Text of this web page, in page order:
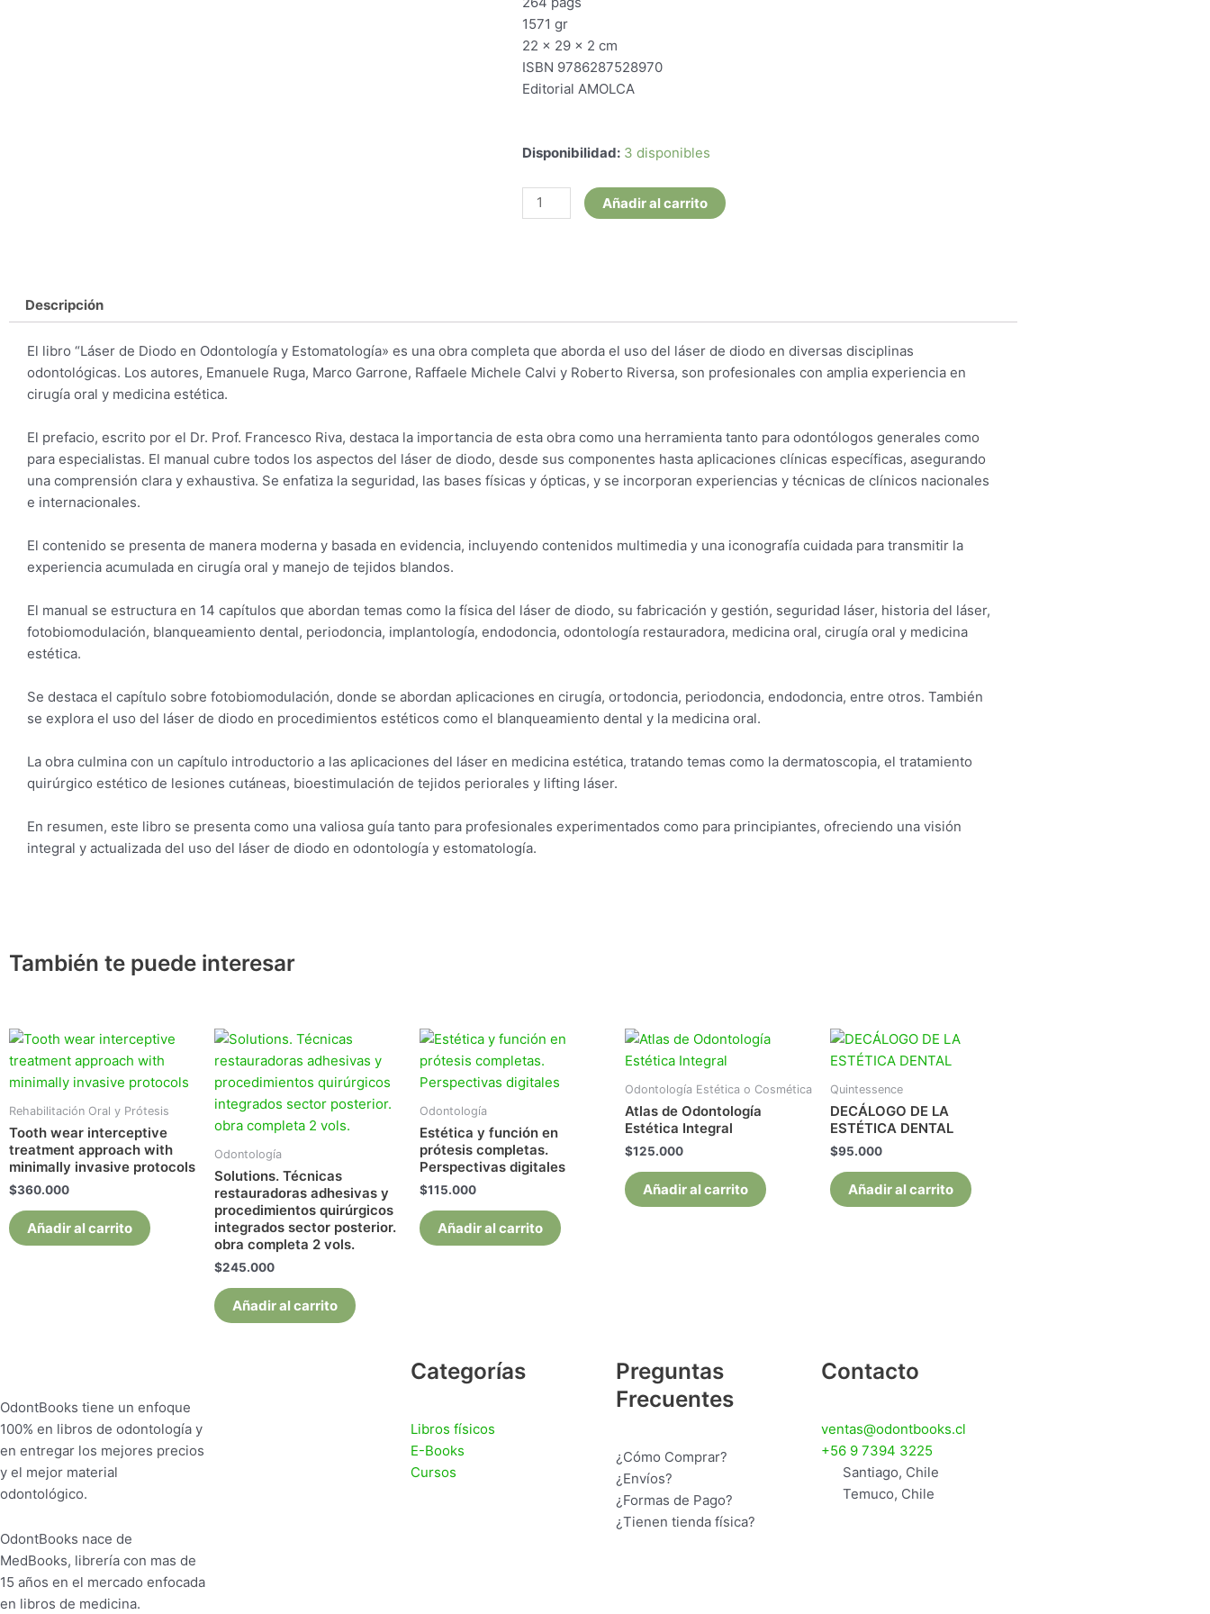
1571 gr
22 x 29 x 2 cm
ISBN 9786287528970
Editorial AMOLCA
Disponibilidad: 3 disponibles
Láser
Diodo
en
Añadir al carrito
Descripción
El libro “Láser de Diodo en Odontología y Estomatología» es una obra completa que aborda el uso del láser de diodo en diversas disciplinas
odontológicas. Los autores, Emanuele Ruga, Marco Garrone, Raffaele Michele Calvi y Roberto Riversa, son profesionales con amplia experiencia en
cirugía oral y medicina estética.
El prefacio, escrito por el Dr. Prof. Francesco Riva, destaca la importancia de esta obra como una herramienta tanto para odontólogos generales como
para especialistas. El manual cubre todos los aspectos del láser de diodo, desde sus componentes hasta aplicaciones clínicas específicas, asegurando
una comprensión clara y exhaustiva. Se enfatiza la seguridad, las bases físicas y ópticas, y se incorporan experiencias y técnicas de clínicos nacionales
e internacionales.
El contenido se presenta de manera moderna y basada en evidencia, incluyendo contenidos multimedia y una iconografía cuidada para transmitir la
experiencia acumulada en cirugía oral y manejo de tejidos blandos.
El manual se estructura en 14 capítulos que abordan temas como la física del láser de diodo, su fabricación y gestión, seguridad láser, historia del láser,
fotobiomodulación, blanqueamiento dental, periodoncia, implantología, endodoncia, odontología restauradora, medicina oral, cirugía oral y medicina
estética.
Se destaca el capítulo sobre fotobiomodulación, donde se abordan aplicaciones en cirugía, ortodoncia, periodoncia, endodoncia, entre otros. También
se explora el uso del láser de diodo en procedimientos estéticos como el blanqueamiento dental y la medicina oral.
La obra culmina con un capítulo introductorio a las aplicaciones del láser en medicina estética, tratando temas como la dermatoscopia, el tratamiento
quirúrgico estético de lesiones cutáneas, bioestimulación de tejidos periorales y lifting láser.
En resumen, este libro se presenta como una valiosa guía tanto para profesionales experimentados como para principiantes, ofreciendo una visión
integral y actualizada del uso del láser de diodo en odontología y estomatología.
También te puede interesar
Rehabilitación Oral y Prótesis
Tooth wear interceptive
treatment approach with
minimally invasive protocols
$360.000
Añadir al carrito
Odontología
Solutions. Técnicas
restauradoras adhesivas y
procedimientos quirúrgicos
integrados sector posterior.
obra completa 2 vols.
$245.000
Añadir al carrito
Odontología
Estética y función en
prótesis completas.
Perspectivas digitales
$115.000
Añadir al carrito
Odontología Estética o Cosmética
Atlas de Odontología
Estética Integral
$125.000
Añadir al carrito
Quintessence
DECÁLOGO DE LA
ESTÉTICA DENTAL
$95.000
Añadir al carrito
OdontBooks tiene un enfoque
100% en libros de odontología y
en entregar los mejores precios
y el mejor material
odontológico.
OdontBooks nace de
MedBooks, librería con mas de
15 años en el mercado enfocada
en libros de medicina.
Categorías
Libros físicos
E-Books
Cursos
Preguntas
Frecuentes
¿Cómo Comprar?
¿Envíos?
¿Formas de Pago?
¿Tienen tienda física?
Contacto
ventas@odontbooks.cl
+56 9 7394 3225
Santiago, Chile
Temuco, Chile